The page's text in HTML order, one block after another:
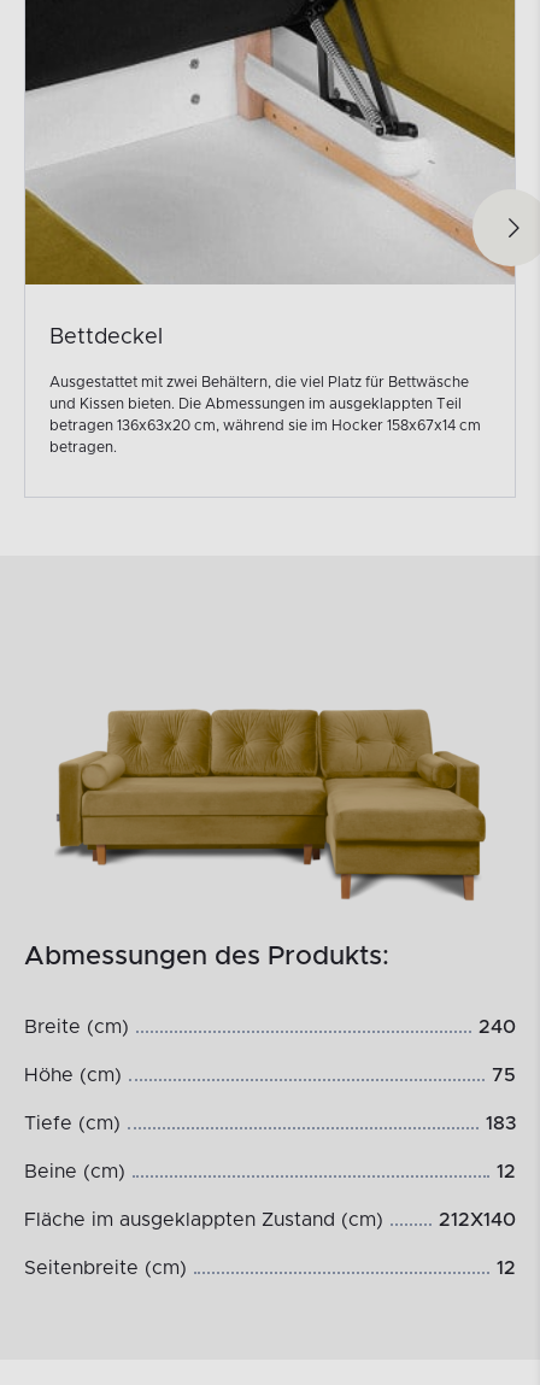
Bettdeckel
Ausgestattet mit zwei Behältern, die viel Platz für Bettwäsche
und Kissen bieten. Die Abmessungen im ausgeklappten Teil
betragen 136x63x20 cm, während sie im Hocker 158x67x14 cm
betragen.
Abmessungen des Produkts:
Breite (cm) 240
Höhe (cm) 75
Tiefe (cm) 183
Beine (cm) 12
Fläche im ausgeklappten Zustand (cm) 212X140
Seitenbreite (cm) 12